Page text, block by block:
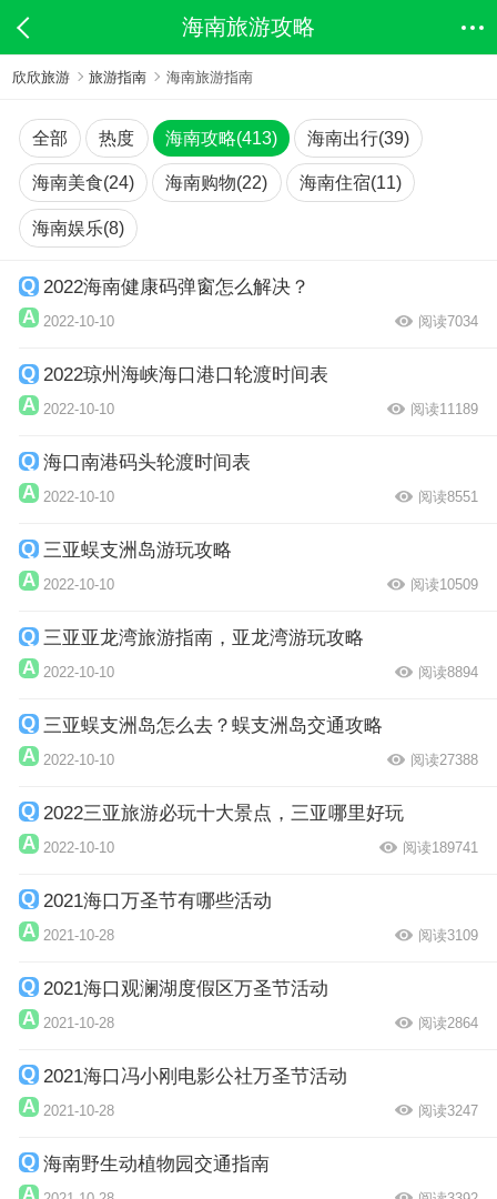
海南旅游攻略
欣欣旅游 旅游指南 海南旅游指南
全部 热度 海南攻略(413) 海南出行(39)
海南美食(24) 海南购物(22) 海南住宿(11)
海南娱乐(8)
2022海南健康码弹窗怎么解决？
2022-10-10 阅读7034
2022琼州海峡海口港口轮渡时间表
2022-10-10 阅读11189
海口南港码头轮渡时间表
2022-10-10 阅读8551
三亚蜈支洲岛游玩攻略
2022-10-10 阅读10509
三亚亚龙湾旅游指南，亚龙湾游玩攻略
2022-10-10 阅读8894
三亚蜈支洲岛怎么去？蜈支洲岛交通攻略
2022-10-10 阅读27388
2022三亚旅游必玩十大景点，三亚哪里好玩
2022-10-10 阅读189741
2021海口万圣节有哪些活动
2021-10-28 阅读3109
2021海口观澜湖度假区万圣节活动
2021-10-28 阅读2864
2021海口冯小刚电影公社万圣节活动
2021-10-28 阅读3247
海南野生动植物园交通指南